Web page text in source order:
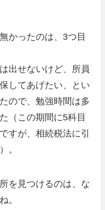
かったのは、3つ目
出せないけど、所員
してあげたい、とい
ので、勉強時間は多
（この期間に5科目
すが、相続税法に引
。
を見つけるのは、な
。